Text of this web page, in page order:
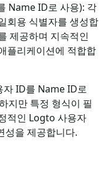
Name ID로 사용): 각
회용 식별자를 생성합
제공하며 지속적인
플리케이션에 적합합
ID를 Name ID로
지만 특정 형식이 필
적인 Logto 사용자
성을 제공합니다.